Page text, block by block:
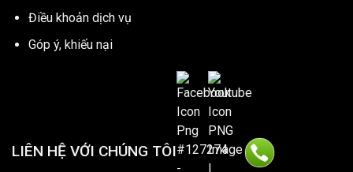
Điều khoản dịch vụ
Góp ý, khiếu nại
LIÊN HỆ VỚI CHÚNG TÔI